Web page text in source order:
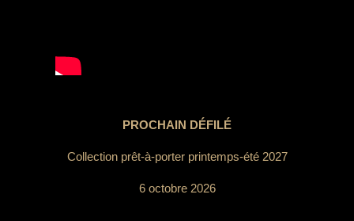
PROCHAIN DÉFILÉ
Collection prêt-à-porter printemps-été 2027
6 octobre 2026